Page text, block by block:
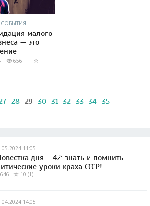
СОБЫТИЯ
малого
— это
656
28 29 30 31 32 33 34 35
11:05
дня – 42: знать и помнить
уроки краха СССР!
10 (1)
14:05